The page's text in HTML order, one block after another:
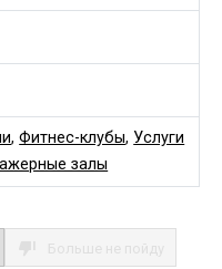
,Фитнес-клубы,Услуги
залы